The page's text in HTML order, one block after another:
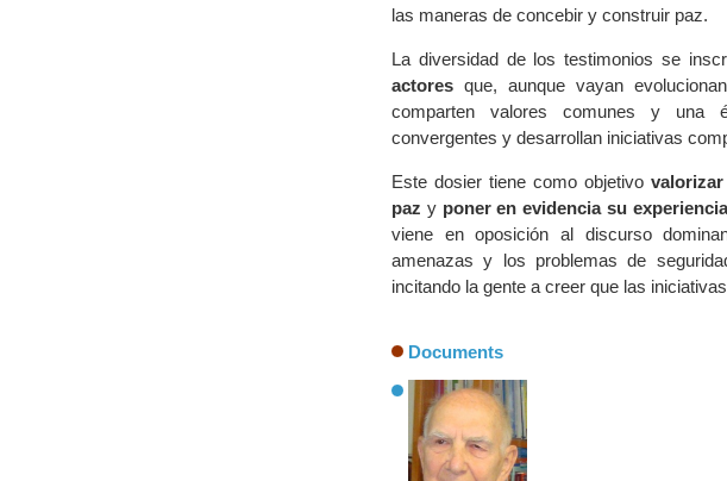
las maneras de concebir y construir paz.
La diversidad de los testimonios se
actores que, aunque vayan
comparten valores comunes y una
convergentes y desarrollan iniciativas
Este dosier tiene como objetivo
paz y poner en evidencia su
viene en oposición al discurso
amenazas y los problemas de
incitando la gente a creer que las
Documents